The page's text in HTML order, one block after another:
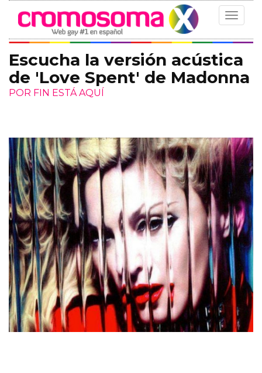
Toggle
Escucha la versión acústica
de 'Love Spent' de Madonna
POR FIN ESTÁ AQUÍ